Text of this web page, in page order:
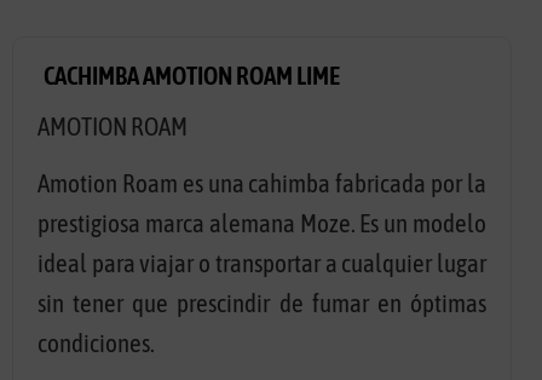
CACHIMBA AMOTION ROAM LIME
AMOTION ROAM
Amotion Roam es una cahimba fabricada por la
prestigiosa marca alemana Moze. Es un modelo
ideal para viajar o transportar a cualquier lugar
sin tener que prescindir de fumar en óptimas
condiciones.